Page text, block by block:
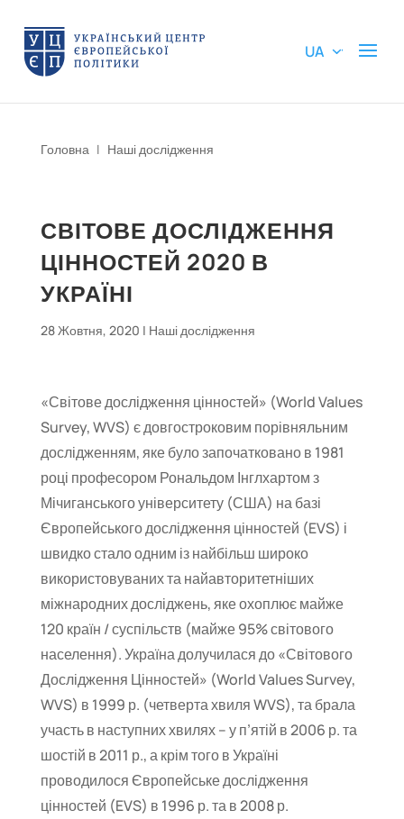
UA
Головна | Наші дослідження
СВІТОВЕ ДОСЛІДЖЕННЯ
ЦІННОСТЕЙ 2020 В
УКРАЇНІ
28 Жовтня, 2020 | Наші дослідження
«Світове дослідження цінностей» (World Values
Survey, WVS) є довгостроковим порівняльним
дослідженням, яке було започатковано в 1981
році професором Рональдом Інглхартом з
Мічиганського університету (США) на базі
Європейського дослідження цінностей (EVS) і
швидко стало одним із найбільш широко
використовуваних та найавторитетніших
міжнародних досліджень, яке охоплює майже
120 країн / суспільств (майже 95% світового
населення). Україна долучилася до «Світового
Дослідження Цінностей» (World Values Survey,
WVS) в 1999 р. (четверта хвиля WVS), та брала
участь в наступних хвилях – у п’ятій в 2006 р. та
шостій в 2011 р., а крім того в Україні
проводилося Європейське дослідження
цінностей (EVS) в 1996 р. та в 2008 р.